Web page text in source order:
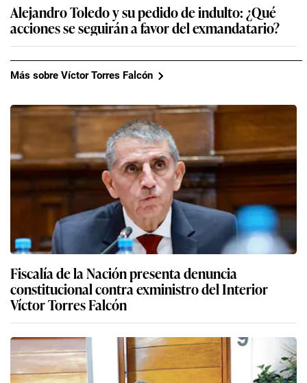
Alejandro Toledo y su pedido de indulto: ¿Qué
acciones se seguirán a favor del exmandatario?
Más sobre Víctor Torres Falcón
Fiscalía de la Nación presenta denuncia
constitucional contra exministro del Interior
Víctor Torres Falcón